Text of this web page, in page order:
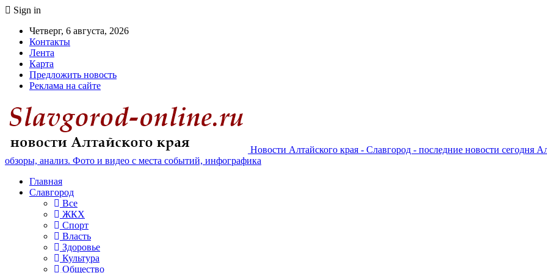
Sign in
Четверг, 6 августа, 2026
Контакты
Лента
Карта
Предложить новость
Реклама на сайте
Новости Алтайского края - Славгород - последние новости сегодня
обзоры, анализ. Фото и видео с места событий, инфографика
Главная
Славгород
Все
ЖКХ
Спорт
Власть
Здоровье
Культура
Общество